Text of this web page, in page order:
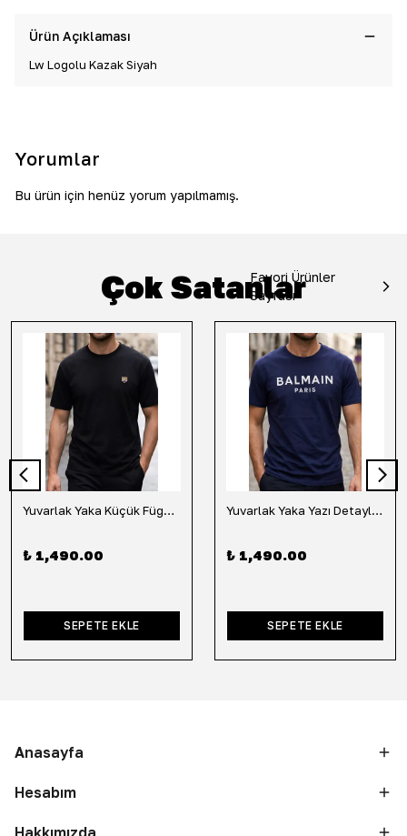
Ürün Açıklaması
Lw Logolu Kazak Siyah
Yorumlar
Bu ürün için henüz yorum yapılmamış.
Çok Satanlar
Favori Ürünler
Sayfası
Yuvarlak Yaka Küçük Fügür Detaylı Tişört-Siyah
₺ 1,490.00
SEPETE EKLE
Yuvarlak Yaka Yazı Detaylı Tişört-Lacivert
₺ 1,490.00
SEPETE EKLE
Anasayfa
Hesabım
Hakkımızda